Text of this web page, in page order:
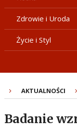
Zdrowie i Uroda
Życie i Styl
AKTUALNOŚCI
Badanie